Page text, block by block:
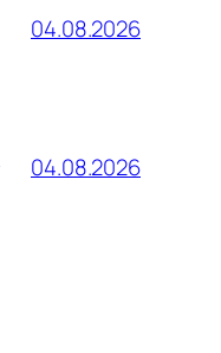
04.08.2026
04.08.2026